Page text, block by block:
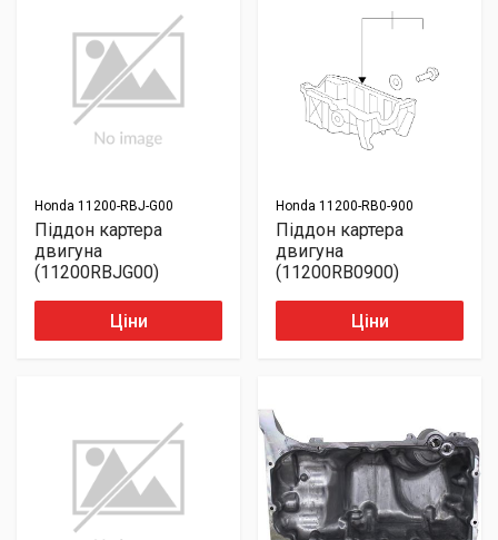
Honda 11200-RBJ-G00
Піддон картера
двигуна
(11200RBJG00)
Ціни
Honda 11200-RB0-900
Піддон картера
двигуна
(11200RB0900)
Ціни